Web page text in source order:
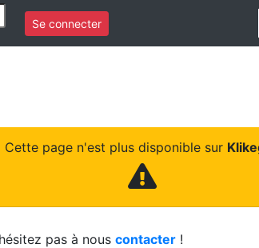
Se connecter
Cette page n'est plus disponible sur
pas à nous contacter !